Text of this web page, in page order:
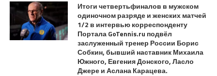
Итоги четвертьфиналов в мужском
одиночном разряде и женских матчей
1/2 в интервью корреспонденту
Портала GoTennis.ru подвёл
заслуженный тренер России Борис
Собкин, бывший наставник Михаила
Южного, Евгения Донского, Ласло
Джере и Аслана Карацева.